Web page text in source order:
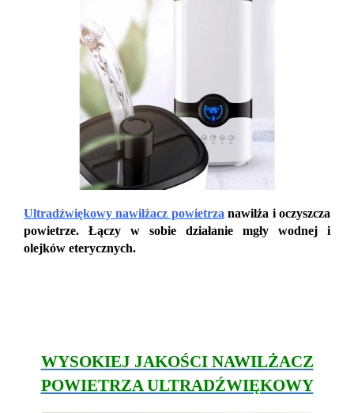
Ultradźwiękowy nawilżacz powietrza nawilża i oczyszcza
powietrze. Łączy w sobie działanie mgły wodnej i
olejków eterycznych.
WYSOKIEJ JAKOŚCI NAWILŻACZ
POWIETRZA ULTRADŹWIĘKOWY